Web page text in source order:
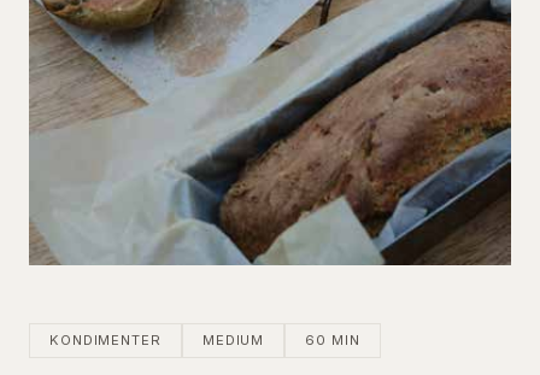
KONDIMENTER MEDIUM 60 MIN